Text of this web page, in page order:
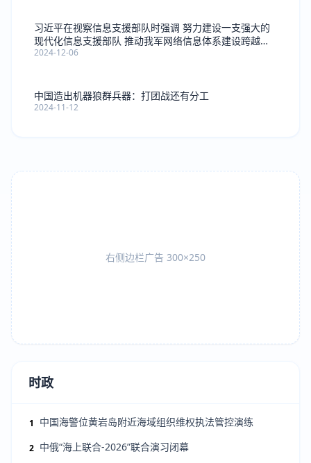
习近平在视察信息支援部队时强调 努力建设一支强大的
现代化信息支援部队 推动我军网络信息体系建设跨越发
展
2024-12-06
中国造出机器狼群兵器：打团战还有分工
2024-11-12
右侧边栏广告 300×250
时政
1 中国海警位黄岩岛附近海域组织维权执法管控演练
2 中俄“海上联合-2026”联合演习闭幕